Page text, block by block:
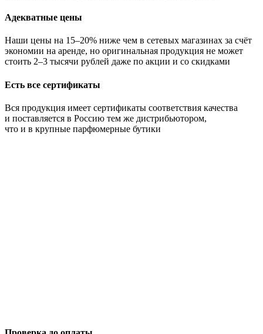
Адекватные цены
Наши цены на 15–20% ниже чем в сетевых магазинах за счёт
экономии на аренде, но оригинальная продукция не может
стоить 2–3 тысячи рублей даже по акции и со скидками
Есть все сертификаты
Вся продукция имеет сертификаты соответствия качества
и поставляется в Россию тем же дистрибьютором,
что и в крупные парфюмерные бутики